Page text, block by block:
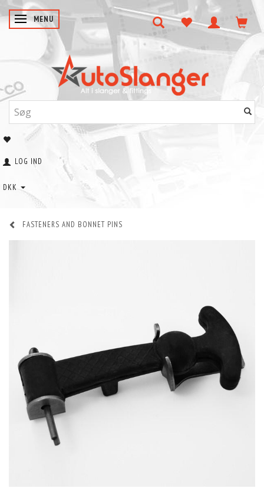
SKIFTE NAVIGATION
MENU
LOG IND
DKK
FASTENERS AND BONNET PINS